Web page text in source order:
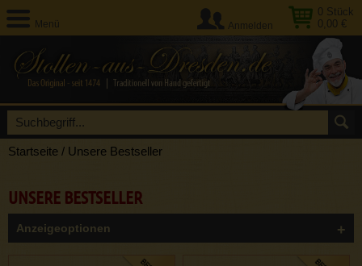
Menü
0 Stück
0,00 €
Anmelden
Startseite / Unsere Bestseller
UNSERE BESTSELLER
Anzeigeoptionen